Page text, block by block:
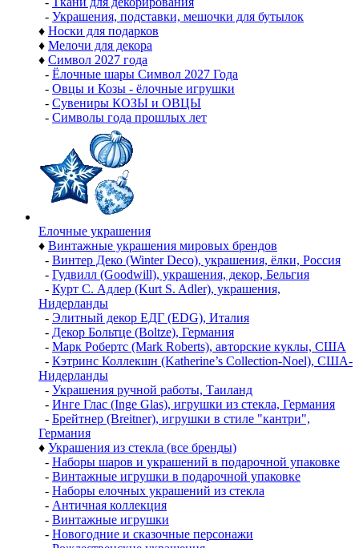
- Украшения, подставки, мешочки для бутылок
♦ Носки для подарков
♦ Мелочи для декора
♦ Символ 2027 года
- Ёлочные шары Символ 2027 Года
- Овцы и Козы - ёлочные игрушки
- Сувениры КОЗЫ и ОВЦЫ
- Символы года прошлых лет
Елочные украшения
♦ Винтажные украшения мировых брендов
- Винтер Деко (Winter Deco), украшения, ёлки, Россия
- Гудвилл (Goodwill), украшения, декор, Бельгия
- Курт С. Адлер (Kurt S. Adler), украшения,
Нидерланды
- Элитный декор ЕДГ (EDG), Италия
- Декор Больтце (Boltze), Германия
- Марк Робертс (Mark Roberts), авторские куклы, США
- Кэтринс Коллекшн (Katherine’s Collection-Noel), США-
Нидерланды
- Украшения ручной работы, Таиланд
- Инге Глас (Inge Glas), игрушки из стекла, Германия
- Брейтнер (Breitner), игрушки в стиле "кантри",
Германия
♦ Украшения из стекла (все бренды)
- Наборы шаров и украшений в подарочной упаковке
- Винтажные игрушки в подарочной упаковке
- Наборы елочных украшений из стекла
- Античная коллекция
- Винтажные игрушки
- Новогодние и сказочные персонажи